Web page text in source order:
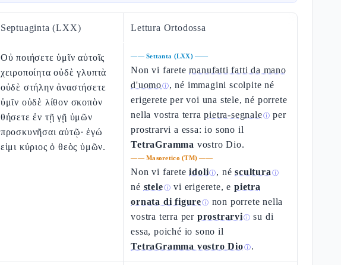
Septuaginta (LXX) Lettura Ortodossa
Οὐ ποιήσετε ὑμῖν αὐτοῖς
χειροποίητα οὐδὲ γλυπτὰ
οὐδὲ στήλην ἀναστήσετε
ὑμῖν οὐδὲ λίθον σκοπὸν
θήσετε ἐν τῇ γῇ ὑμῶν
προσκυνῆσαι αὐτῷ· ἐγώ
εἰμι κύριος ὁ θεὸς ὑμῶν.
——Settanta (LXX)——
Non vi faretemanufatti fatti da mano
d'uomoⓘ, né immagini scolpite né
erigerete per voi una stele, né porrete
nella vostra terrapietra-segnaleⓘ per
prostrarvi a essa: io sono il
TetraGramma vostro Dio.
——Masoretico (TM) ——
Non vi fareteidoliⓘ, néscultura ⓘ
né steleⓘ vi erigerete, epietra
ornata di figureⓘ non porrete nella
vostra terra per prostrarviⓘ su di
essa, poiché io sono il
TetraGramma vostro Dioⓘ.